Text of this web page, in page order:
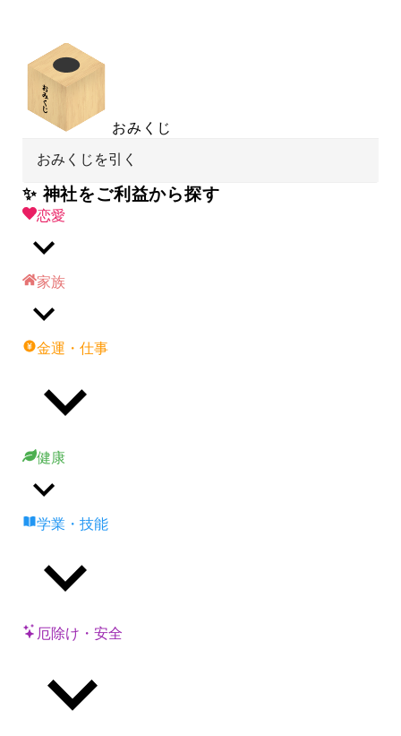
おみくじ
おみくじを引く
✨ 神社をご利益から探す
恋愛
家族
金運・仕事
健康
学業・技能
厄除け・安全